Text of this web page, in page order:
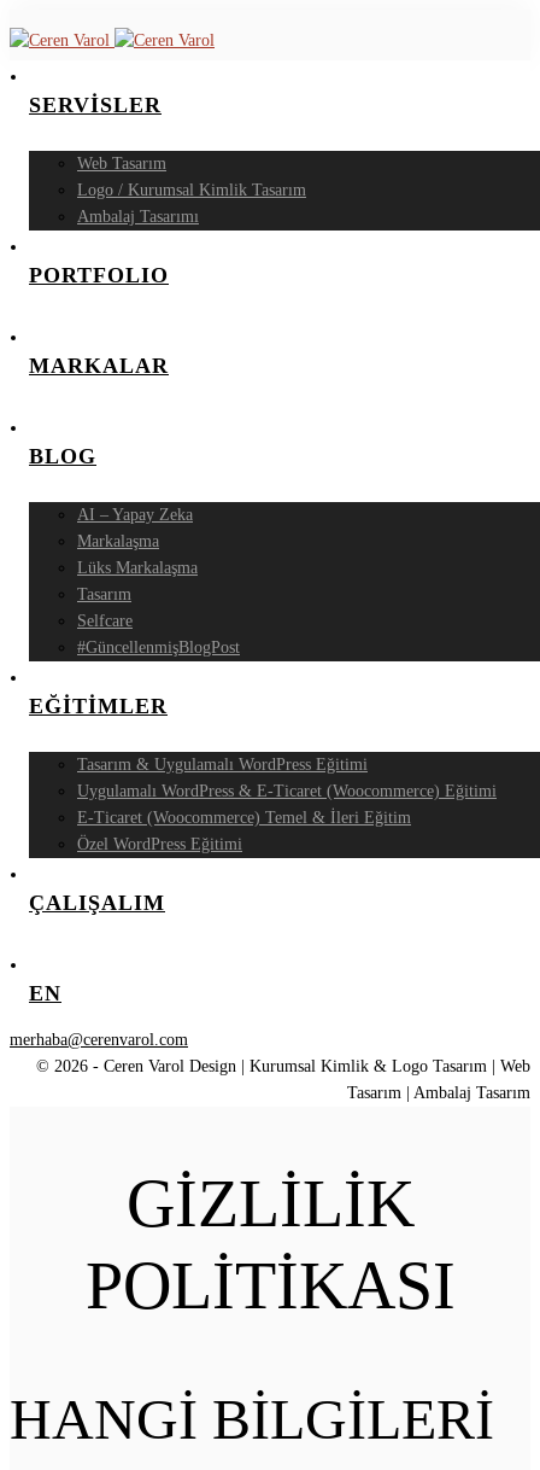
SERVİSLER
Web Tasarım
Logo / Kurumsal Kimlik Tasarım
Ambalaj Tasarımı
PORTFOLIO
MARKALAR
BLOG
AI – Yapay Zeka
Markalaşma
Lüks Markalaşma
Tasarım
Selfcare
#GüncellenmişBlogPost
EĞİTİMLER
Tasarım & Uygulamalı WordPress Eğitimi
Uygulamalı WordPress & E-Ticaret (Woocommerce) Eğitimi
E-Ticaret (Woocommerce) Temel & İleri Eğitim
Özel WordPress Eğitimi
ÇALIŞALIM
EN
merhaba@cerenvarol.com
© 2026 - Ceren Varol Design | Kurumsal Kimlik & Logo Tasarım | Web
Tasarım | Ambalaj Tasarım
GİZLİLİK
POLİTİKASI
HANGİ BİLGİLERİ